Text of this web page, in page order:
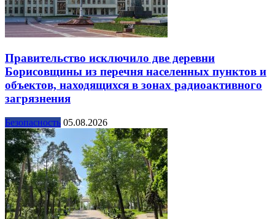
Правительство исключило две деревни
Борисовщины из перечня населенных пунктов и
объектов, находящихся в зонах радиоактивного
загрязнения
Безопасность 05.08.2026